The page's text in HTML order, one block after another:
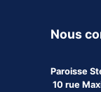
Nous
Paroisse
10 rue